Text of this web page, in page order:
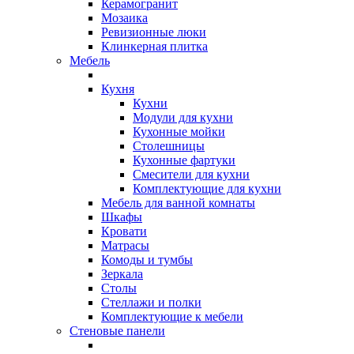
Керамогранит
Мозаика
Ревизионные люки
Клинкерная плитка
Мебель
Кухня
Кухни
Модули для кухни
Кухонные мойки
Столешницы
Кухонные фартуки
Смесители для кухни
Комплектующие для кухни
Мебель для ванной комнаты
Шкафы
Кровати
Матрасы
Комоды и тумбы
Зеркала
Столы
Стеллажи и полки
Комплектующие к мебели
Стеновые панели